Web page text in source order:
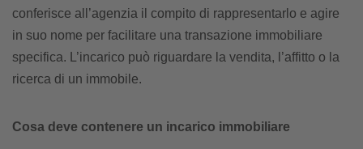
conferisce all’agenzia il compito di rappresentarlo e agire
in suo nome per facilitare una transazione immobiliare
specifica. L’incarico può riguardare la vendita, l’affitto o la
ricerca di un immobile.
Cosa deve contenere un incarico immobiliare